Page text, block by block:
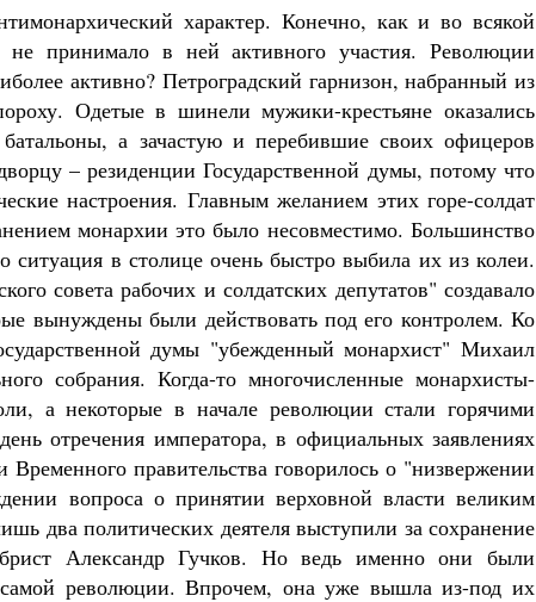
характер. Конечно, как и во всякой
принимало в ней активного участия. Революции
активно? Петроградский гарнизон, набранный из
Одетые в шинели мужики-крестьяне оказались
а зачастую и перебившие своих офицеров
– резиденции Государственной думы, потому что
настроения. Главным желанием этих горе-солдат
монархии это было несовместимо. Большинство
в столице очень быстро выбила их из колеи.
совета рабочих и солдатских депутатов" создавало
вынуждены были действовать под его контролем. Ко
думы "убежденный монархист" Михаил
собрания. Когда-то многочисленные монархисты-
а некоторые в начале революции стали горячими
отречения императора, в официальных заявлениях
правительства говорилось о "низвержении
вопроса о принятии верховной власти великим
два политических деятеля выступили за сохранение
Александр Гучков. Но ведь именно они были
революции. Впрочем, она уже вышла из-под их